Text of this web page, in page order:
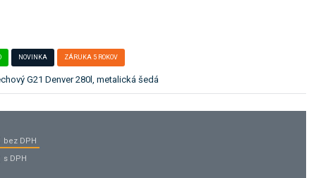
NOVINKA ZÁRUKA 5 ROKOV
G21 Denver 280l, metalická šedá
bez DPH
s DPH